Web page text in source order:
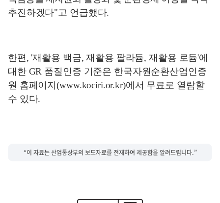
추진하겠다"고 언급했다.
한편, '재활용 백금,재활용 팔라듐,재활용 로듐'에
대한 GR 품질인증 기준은 한국자원순환산업인증
원 홈페이지(www.kociri.or.kr)에서 무료로 열람할
수 있다.
“이 자료는 산업통상부의 보도자료를 전재하여 제공함을 알려드립니다.”